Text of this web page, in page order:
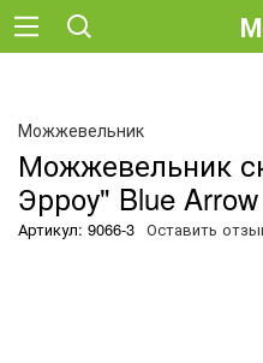
Можжевельник
Можжевельник
Эрроу" Blue
Артикул: 9066-3 Оставить